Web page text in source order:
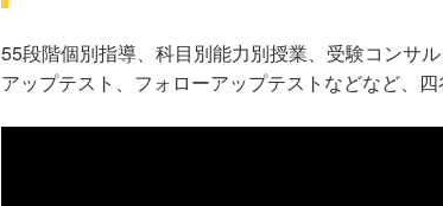
55段階個別指導、科目別能力別授業、受験コンサ
アップテスト、フォローアップテストなどなど、四